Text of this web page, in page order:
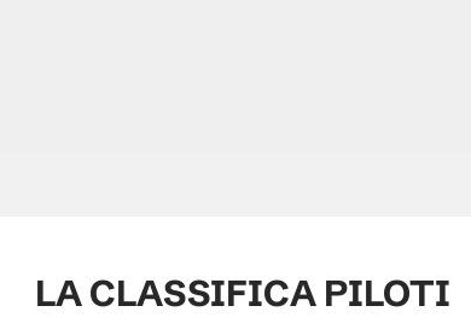
LA CLASSIFICA PILOTI